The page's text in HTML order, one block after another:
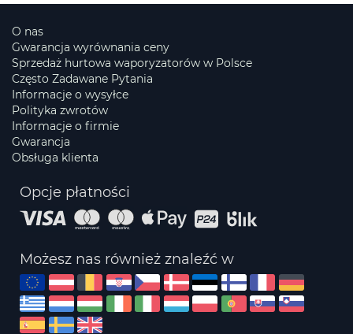
O nas
Gwarancja wyrównania ceny
Sprzedaż hurtowa waporyzatorów w Polsce
Często Zadawane Pytania
Informacje o wysyłce
Polityka zwrotów
Informacje o firmie
Gwarancja
Obsługa klienta
Opcje płatności
Możesz nas również znaleźć w